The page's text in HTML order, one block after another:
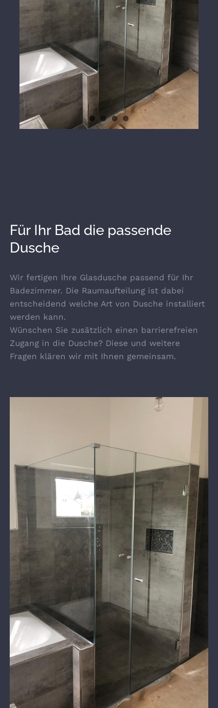
Für Ihr Bad die passende
Dusche
Wir fertigen Ihre Glasdusche passend für Ihr
Badezimmer. Die Raumaufteilung ist dabei
entscheidend welche Art von Dusche installiert
werden kann.
Wünschen Sie zusätzlich einen barrierefreien
Zugang in die Dusche? Diese und weitere
Fragen klären wir mit Ihnen gemeinsam.